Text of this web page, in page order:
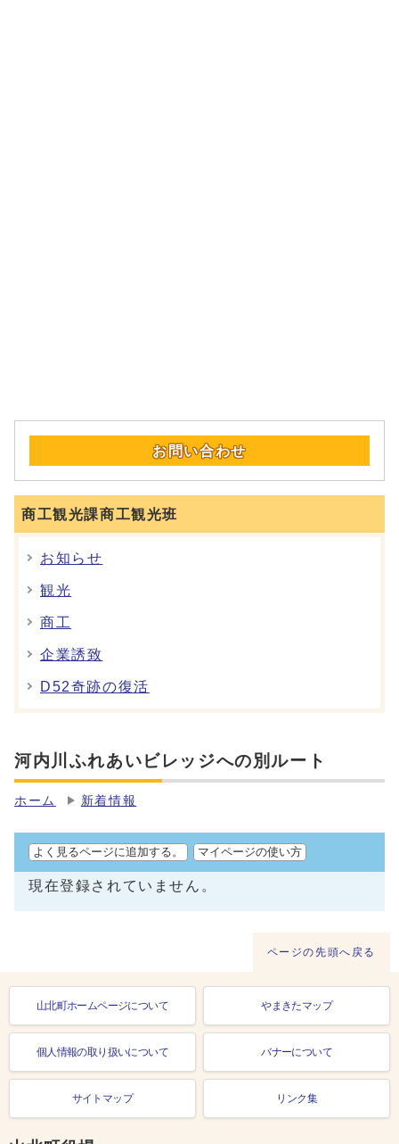
お問い合わせ
商工観光課商工観光班
お知らせ
観光
商工
企業誘致
D52奇跡の復活
河内川ふれあいビレッジへの別ルート
ホーム 新着情報
よく見るページに追加する。 マイページの使い方
現在登録されていません。
ページの先頭へ戻る
山北町ホームページについて やまきたマップ
個人情報の取り扱いについて バナーについて
サイトマップ リンク集